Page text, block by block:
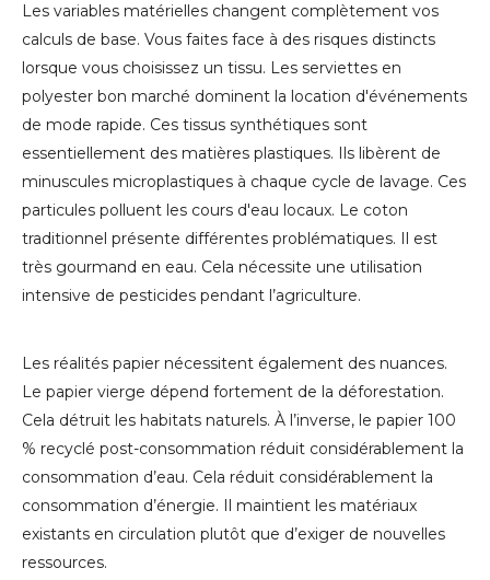
Les variables matérielles changent complètement vos
calculs de base. Vous faites face à des risques distincts
lorsque vous choisissez un tissu. Les serviettes en
polyester bon marché dominent la location d'événements
de mode rapide. Ces tissus synthétiques sont
essentiellement des matières plastiques. Ils libèrent de
minuscules microplastiques à chaque cycle de lavage. Ces
particules polluent les cours d'eau locaux. Le coton
traditionnel présente différentes problématiques. Il est
très gourmand en eau. Cela nécessite une utilisation
intensive de pesticides pendant l’agriculture.
Les réalités papier nécessitent également des nuances.
Le papier vierge dépend fortement de la déforestation.
Cela détruit les habitats naturels. À l’inverse, le papier 100
% recyclé post-consommation réduit considérablement la
consommation d’eau. Cela réduit considérablement la
consommation d’énergie. Il maintient les matériaux
existants en circulation plutôt que d’exiger de nouvelles
ressources.